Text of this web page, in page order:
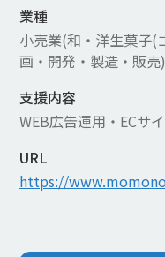
業種
小売業(和・洋生菓子(
画・開発・製造・販売)
支援内容
WEB広告運用・ECサ
URL
https://